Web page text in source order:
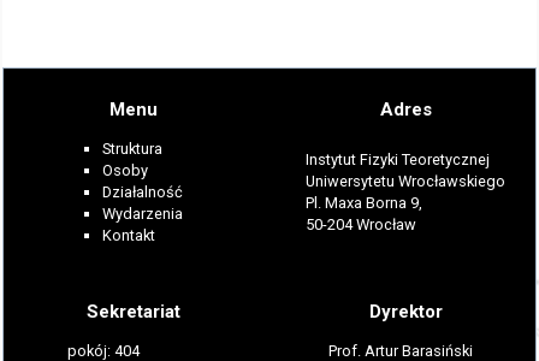
Menu
Struktura
Osoby
Działalność
Wydarzenia
Kontakt
Adres
Instytut Fizyki Teoretycznej
Uniwersytetu Wrocławskiego
Pl. Maxa Borna 9,
50-204 Wrocław
Sekretariat
pokój: 404
Dyrektor
Prof. Artur Barasiński